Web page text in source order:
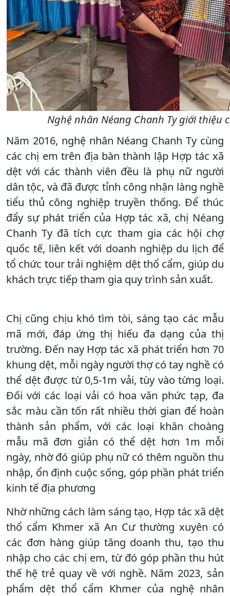
Nghệ nhân Néang Chanh Ty giới thiệu
Năm 2016, nghệ nhân Néang Chanh Ty cùng
các chị em trên địa bàn thành lập Hợp tác xã
dệt với các thành viên đều là phụ nữ người
dân tộc, và đã được tỉnh công nhận làng nghề
tiểu thủ công nghiệp truyền thống. Để thúc
đẩy sự phát triển của Hợp tác xã, chị Néang
Chanh Ty đã tích cực tham gia các hội chợ
quốc tế, liên kết với doanh nghiệp du lịch để
tổ chức tour trải nghiệm dệt thổ cẩm, giúp du
khách trực tiếp tham gia quy trình sản xuất.
Chị cũng chịu khó tìm tòi, sáng tạo các mẫu
mã mới, đáp ứng thị hiếu đa dạng của thị
trường. Đến nay Hợp tác xã phát triển hơn 70
khung dệt, mỗi ngày người thợ có tay nghề có
thể dệt được từ 0,5-1m vải, tùy vào từng loại.
Đối với các loại vải có hoa văn phức tạp, đa
sắc màu cần tốn rất nhiều thời gian để hoàn
thành sản phẩm, với các loại khăn choàng
mẫu mã đơn giản có thể dệt hơn 1m mỗi
ngày, nhờ đó giúp phụ nữ có thêm nguồn thu
nhập, ổn định cuộc sống, góp phần phát triển
kinh tế địa phương
Nhờ những cách làm sáng tạo, Hợp tác xã dệt
thổ cẩm Khmer xã An Cư thường xuyên có
các đơn hàng giúp tăng doanh thu, tạo thu
nhập cho các chị em, từ đó góp phần thu hút
thế hệ trẻ quay về với nghề. Năm 2023, sản
phẩm dệt thổ cẩm Khmer của nghệ nhân